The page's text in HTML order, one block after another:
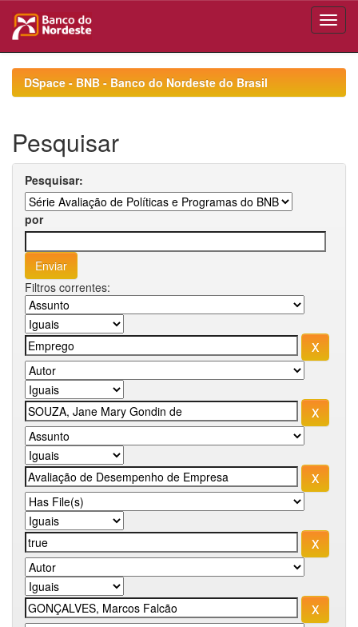
navigationDSpace - BNB - Banco do Nordeste do Brasil
Pesquisar
Pesquisar:
por
Filtros correntes: